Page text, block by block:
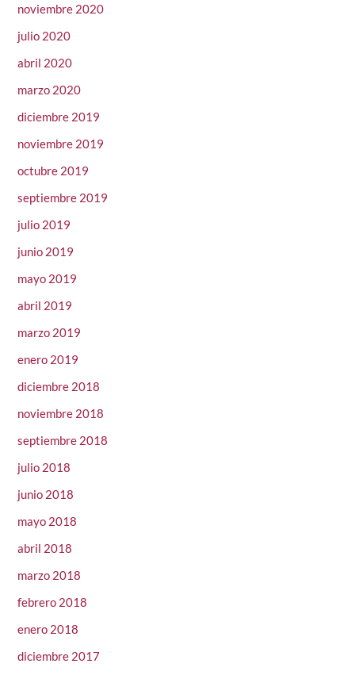
noviembre 2020
julio 2020
abril 2020
marzo 2020
diciembre 2019
noviembre 2019
octubre 2019
septiembre 2019
julio 2019
junio 2019
mayo 2019
abril 2019
marzo 2019
enero 2019
diciembre 2018
noviembre 2018
septiembre 2018
julio 2018
junio 2018
mayo 2018
abril 2018
marzo 2018
febrero 2018
enero 2018
diciembre 2017